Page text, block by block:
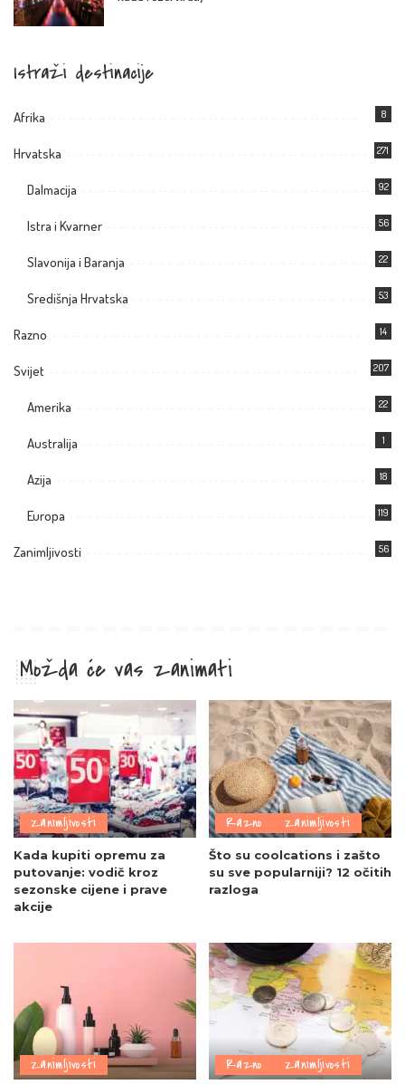
Istraži destinacije
Afrika 8
Hrvatska 271
Dalmacija 92
Istra i Kvarner 56
Slavonija i Baranja 22
Središnja Hrvatska 53
Razno 14
Svijet 207
Amerika 22
Australija 1
Azija 18
Europa 119
Zanimljivosti 56
Možda će vas zanimati
Zanimljivosti
Kada kupiti opremu za
putovanje: vodič kroz
sezonske cijene i prave
akcije
Razno Zanimljivosti
Što su coolcations i zašto
su sve popularniji? 12 očitih
razloga
Zanimljivosti Razno Zanimljivosti